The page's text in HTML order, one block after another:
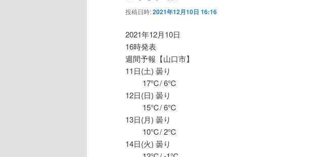
投稿日時:2021年12月10日 16:16
2021年12月10日
16時発表
週間予報【山口市】
11日(土) 曇り
17℃/ 6℃
12日(日) 曇り
15℃/ 6℃
13日(月) 曇り
10℃/ 2℃
14日(火) 曇り